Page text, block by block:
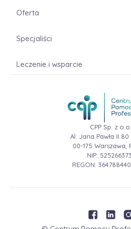
CPP Sp. z o.o.
Al. Jana Pawła II 80
00-175 Warszawa,
NIP:
REGON:
Oferta
Specjaliści
Leczenie i wsparcie